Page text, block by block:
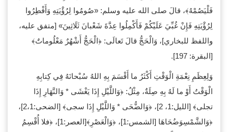
فَلْيَصُمْهُ﴾، قالَ صلى الله عليه وسلم: «صُومُوا لِرُؤْيَتِهِ وَأَفْطِرُوا
لِرُؤْيَتِهِ فَإِنْ غُبِّيَ عَلَيْكُمْ فَأَكْمِلُوا عِدَّةَ شَعْبانَ ثَلَاثِينَ» [متفق عليه،
واللفظ للبخاري]، وَالْحَجُّ قالَ تَعالَى: ﴿الْحَجُّ أَشْهُرٌ مَعْلُوماتٌ﴾
[البقرة: 197].
وَلِعِظَمِ نِعْمَةِ الْوَقْتِ أَكْثَرُ ما أَقْسَمَ بِهِ اللهُ سُبْحانَهُ فِي كِتابِهِ
الْوَقْتُ أَوْ ما لَهُ بِهِ صِلَةٌ، مِثْلُ: ﴿وَاللَّيْلِ إِذَا يَغْشَى * وَالنَّهَارِ إِذَا
تجلى﴾ [الليل:1، 2]، ﴿وَالضُّحَى * وَاللَّيْلِ إِذَا سجى﴾ [الضحى:2،1]،
﴿وَالشَّمْسِوَضُحَاهَا [الشمس:1]، ﴿وَالْعَصْرِ﴾[العصر:1]، ﴿فلا أُقْسِمُ